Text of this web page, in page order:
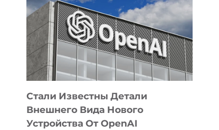
ЗАДАЧИ
ПО
РАЗВИТИЮ
ЭКОСИСТЕМЫ
ИСКУССТВЕННОГО
ИНТЕЛЛЕКТА
Стали Известны Детали
Внешнего Вида Нового
Устройства От OpenAI